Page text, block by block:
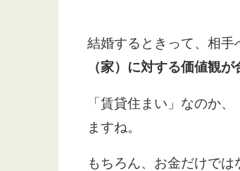
結婚するときって、相手
（家）に対する価値観が
「賃貸住まい」なのか
ますね。
もちろん、お金だけでは